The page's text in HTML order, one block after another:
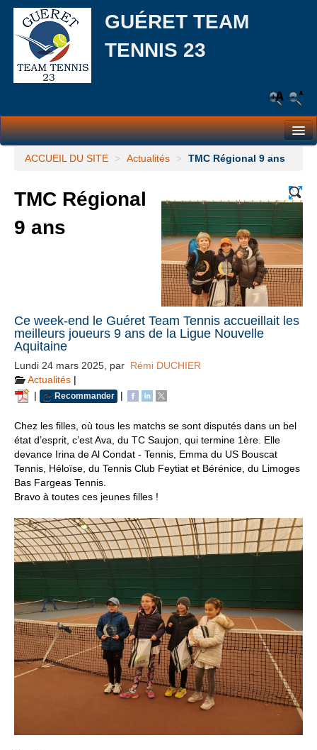
GUÉRET TEAM
TENNIS 23
Le Club
L’école de tennis
Responsabilité Sociale et Environnementale (RSE)
ACCUEIL DU SITE > Actualités > TMC Régional 9 ans
TMC Régional
9 ans
Ce week-end le Guéret Team Tennis accueillait les
meilleurs joueurs 9 ans de la Ligue Nouvelle
Aquitaine
Lundi 24 mars 2025 par Rémi DUCHIER
Actualités |
|
Recommander |
Chez les filles, où tous les matchs se sont disputés dans un bel
état d’esprit, c’est Ava, du TC Saujon, qui termine 1ère. Elle
devance Irina de Al Condat - Tennis, Emma du US Bouscat
Tennis, Héloïse, du Tennis Club Feytiat et Bérénice, du Limoges
Bas Fargeas Tennis.
Bravo à toutes ces jeunes filles !